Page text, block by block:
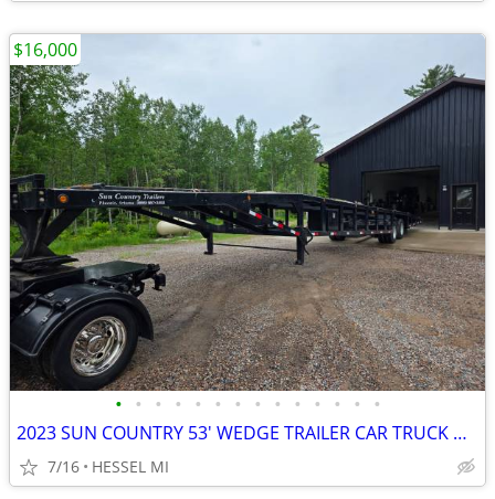
• • • • • • • • • • • • • •
2023 SUN COUNTRY 53' WEDGE TRAILER CAR TRUCK HOTSHOT HAULER
7/16 HESSEL MI
$16,000